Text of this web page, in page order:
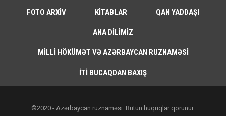
FOTO ARXIV KITABLAR QAN YADDAŞI
ANA DILIMIZ
MILLI HÖKÜMƏT VƏ AZƏRBAYCAN RUZNAMƏSI
İTI BUCAQDAN BAXIŞ
©2020 - Azərbaycan ruznaməsi. Bütün hüquqlar qorunur.